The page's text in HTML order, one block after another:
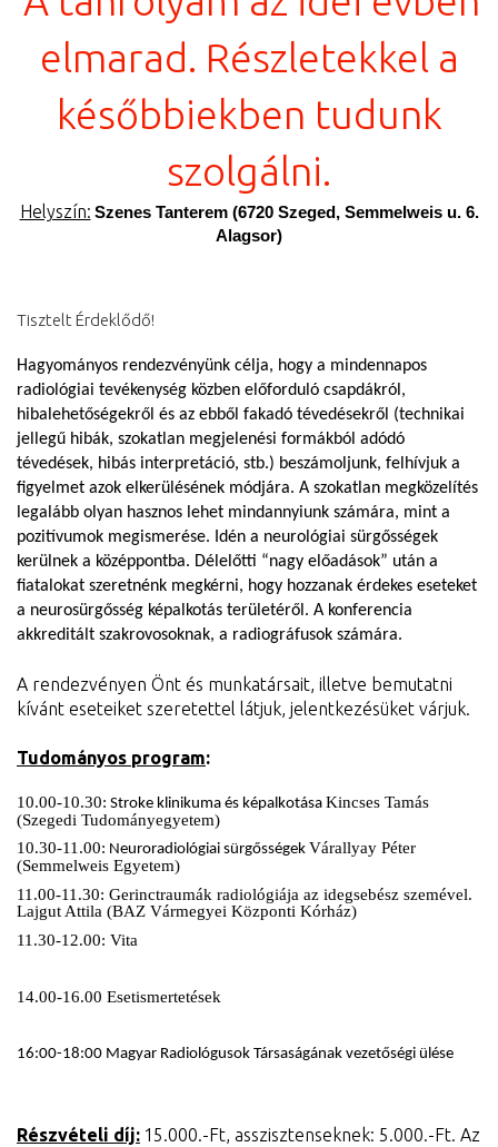
elmarad. Részletekkel a
későbbiekben tudunk
szolgálni.
Helyszín: Szenes Tanterem (6720 Szeged, Semmelweis u. 6.
Alagsor)
Tisztelt Érdeklődő!
Hagyományos rendezvényünk célja, hogy a mindennapos
radiológiai tevékenység közben előforduló csapdákról,
hibalehetőségekről és az ebből fakadó tévedésekről (technikai
jellegű hibák, szokatlan megjelenési formákból adódó
tévedések, hibás interpretáció, stb.) beszámoljunk, felhívjuk a
figyelmet azok elkerülésének módjára. A szokatlan megközelítés
legalább olyan hasznos lehet mindannyiunk számára, mint a
pozitívumok megismerése. dén a neurológiai sürgősségek
kerülnek a középpontba. Délelőtti “nagy előadások” után a
fiatalokat szeretnénk megkérni, hogy hozzanak érdekes eseteket
a neurosürgősség képalkotás területéről. A konferencia
akkreditált szakrovosoknak, a radiográfusok számára.
A rendezvényen Önt és munkatársait, illetve bemutatni
kívánt eseteiket szeretettel látjuk, jelentkezésüket várjuk.
Tudományos program:
10.00-10.30: Stroke klinikuma és képalkotása Kincses Tamás
(Szegedi Tudományegyetem)
10.30-11.00: Neuroradiológiai sürgősségek Várallyay Péter
(Semmelweis Egyetem)
11.00-11.30: Gerinctraumák radiológiája az idegsebész szemével.
Lajgut Attila (BAZ Vármegyei Központi Kórház)
11.30-12.00: Vita
14.00-16.00 Esetismertetések
16:00-18:00 Magyar Radiológusok Társaságának vezetőségi ülése
Részvételi díj: 15.000.-Ft, asszisztenseknek: 5.000.-Ft. Az